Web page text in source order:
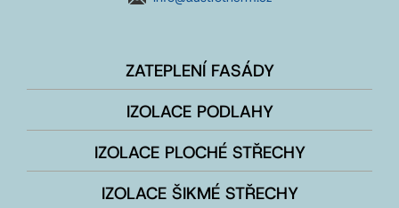
ZATEPLENÍ FASÁDY
IZOLACE PODLAHY
IZOLACE PLOCHÉ STŘECHY
IZOLACE ŠIKMÉ STŘECHY